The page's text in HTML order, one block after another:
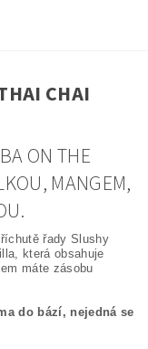
CHAI
ON THE
MANGEM,
řady Slushy
která obsahuje
máte zásobu
do bází, nejedná se